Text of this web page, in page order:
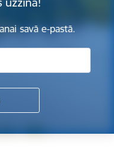
savā e-pastā.